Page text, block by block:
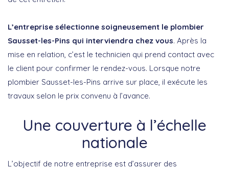
L’entreprise sélectionne soigneusement le plombier
Sausset-les-Pins qui interviendra chez vous. Après la
mise en relation, c’est le technicien qui prend contact avec
le client pour confirmer le rendez-vous. Lorsque notre
plombier Sausset-les-Pins arrive sur place, il exécute les
travaux selon le prix convenu à l’avance.
Une couverture à l’échelle
nationale
L’objectif de notre entreprise est d’assurer des